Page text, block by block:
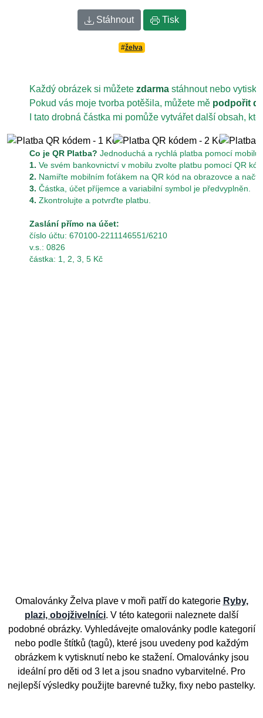
Stáhnout Tisk
#želva
Každý obrázek si můžete zdarma stáhnout nebo
Pokud vás moje tvorba potěšila, můžete mě podpořit
I tato drobná částka mi pomůže vytvářet další obsah,
Co je QR Platba? Jednoduchá a rychlá platba pomocí
1. Ve svém bankovnictví v mobilu zvolte platbu pomocí QR
2. Namiřte mobilním foťákem na QR kód na obrazovce a
3. Částka, účet příjemce a variabilní symbol je předvyplněn.
4. Zkontrolujte a potvrďte platbu.
Zaslání přímo na účet:
číslo účtu: 670100-2211146551/6210
v.s.: 0826
částka: 1, 2, 3, 5 Kč
Omalovánky Želva plave v moři patří do kategorie Ryby,
plazi, obojživelníci. V této kategorii naleznete další
podobné obrázky. Vyhledávejte omalovánky podle kategorií
nebo podle štítků (tagů), které jsou uvedeny pod každým
obrázkem k vytisknutí nebo ke stažení. Omalovánky jsou
ideální pro děti od 3 let a jsou snadno vybarvitelné. Pro
nejlepší výsledky použijte barevné tužky, fixy nebo pastelky.